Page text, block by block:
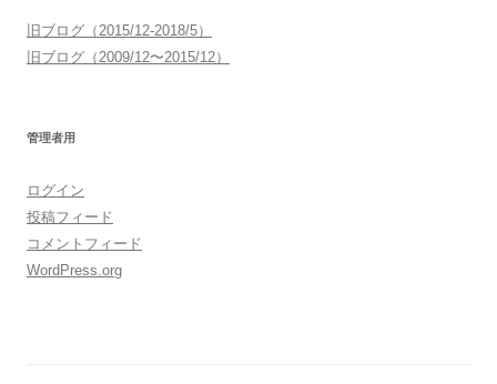
旧ブログ（2015/12-2018/5）
旧ブログ（2009/12〜2015/12）
管理者用
ログイン
投稿フィード
コメントフィード
WordPress.org